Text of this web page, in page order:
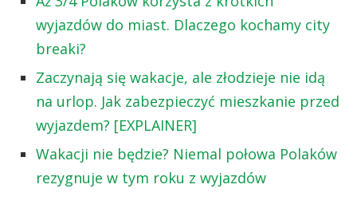
wyjazdów do miast. Dlaczego kochamy city
breaki?
Zaczynają się wakacje, ale złodzieje nie idą
na urlop. Jak zabezpieczyć mieszkanie przed
wyjazdem? [EXPLAINER]
Wakacji nie będzie? Niemal połowa Polaków
rezygnuje w tym roku z wyjazdów